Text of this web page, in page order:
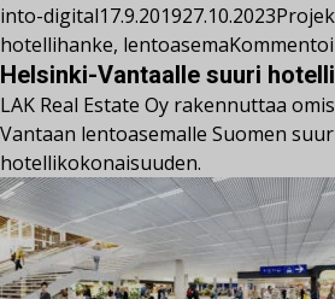
into-digital17.9.201927.10.2023
hotellihanke, lentoasemaKommentoi
Helsinki-Vantaalle suuri
LAK Real Estate Oy rakennuttaa
Vantaan lentoasemalle Suomen
hotellikokonaisuuden.